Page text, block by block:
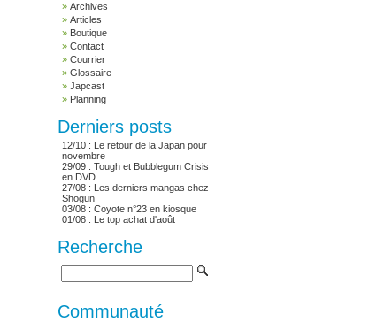
Archives
Articles
Boutique
Contact
Courrier
Glossaire
Japcast
Planning
Derniers posts
12/10 : Le retour de la Japan pour
novembre
29/09 : Tough et Bubblegum Crisis
en DVD
27/08 : Les derniers mangas chez
Shogun
03/08 : Coyote n°23 en kiosque
01/08 : Le top achat d'août
Recherche
Communauté